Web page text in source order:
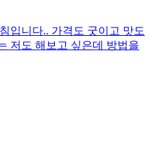
입니다.. 가격도 굿이고 맛도
저도 해보고 싶은데 방법을